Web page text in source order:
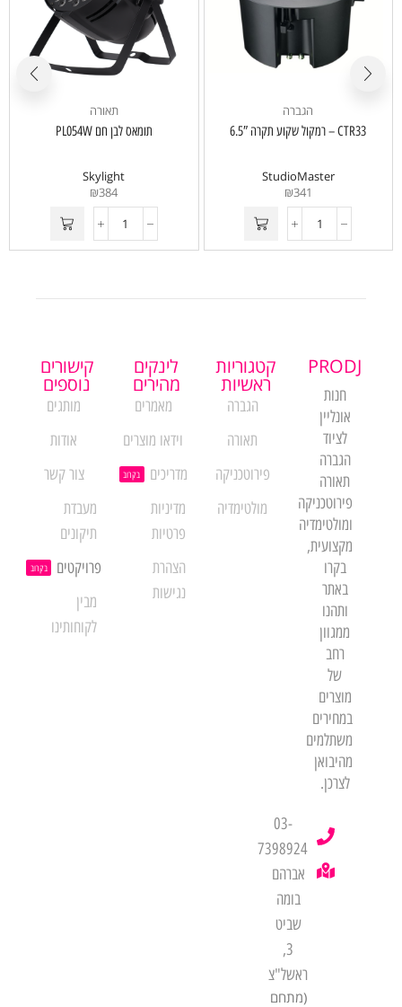
הגברה
CTR33 – רמקול שקוע תקרה 6.5″
StudioMaster
₪341
תאורה
תומאס לבן חם PL054W
Skylight
₪384
PRODJ
חנות
אונליין
לציוד
הגברה
תאורה
פירוטכניקה
ומולטימדיה
מקצועית,
בקרו
באתר
ותהנו
ממגוון
רחב
של
מוצרים
במחירים
משתלמים
מהיבואן
לצרכן.
03-
7398924
אברהם
בומה
שביט
3,
ראשל"צ
(מתחם
קטגוריות
ראשיות
הגברה
תאורה
פירוטכניקה
מולטימדיה
לינקים
מהירים
מאמרים
וידאו מוצרים
מדריכים
בקרוב
מדיניות
פרטיות
הצהרת
נגישות
קישורים
נוספים
מותגים
אודות
צור קשר
מעבדת
תיקונים
פרויקטים
בקרוב
מבין
לקוחותינו